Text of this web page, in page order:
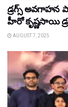
డ్రగ్స్ అవగాహన
హీరో కృష్ణసాయి
AUGUST 7, 2025